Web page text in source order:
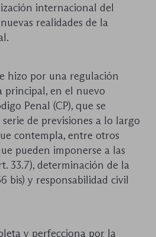
internacional del
realidades de la
hizo por una regulación
principal, en el nuevo
Penal (CP), que se
de previsiones a lo largo
contempla, entre otros
pueden imponerse a las
33.7), determinación de la
bis) y responsabilidad civil
y perfecciona por la